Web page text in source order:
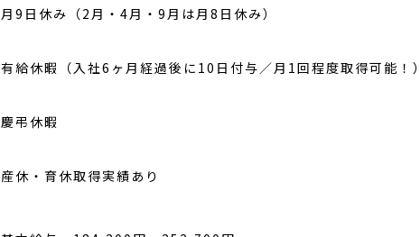
月9日休み（2月・4月・9月は月8日休み）
有給休暇（入社6ヶ月経過後に10日付与／月1回程度取得可能！
慶弔休暇
産休・育休取得実績あり